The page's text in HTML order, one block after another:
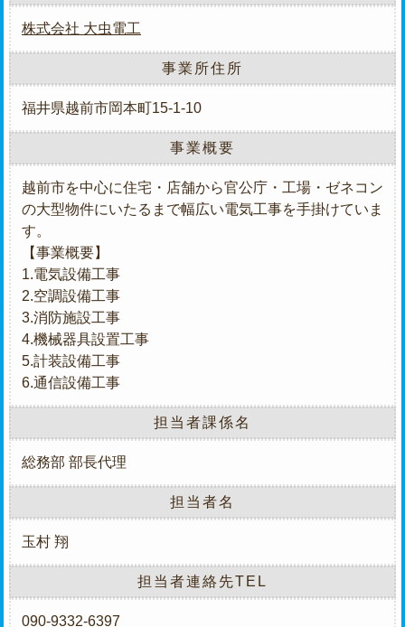
株式会社 大虫電工
事業所住所
福井県越前市岡本町15-1-10
事業概要
越前市を中心に住宅・店舗から官公庁・工場・ゼネコン
の大型物件にいたるまで幅広い電気工事を手掛けていま
す。
【事業概要】
1.電気設備工事
2.空調設備工事
3.消防施設工事
4.機械器具設置工事
5.計装設備工事
6.通信設備工事
担当者課係名
総務部 部長代理
担当者名
玉村 翔
担当者連絡先TEL
090-9332-6397